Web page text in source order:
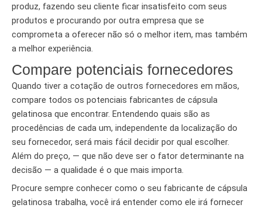
produz, fazendo seu cliente ficar insatisfeito com seus
produtos e procurando por outra empresa que se
comprometa a oferecer não só o melhor item, mas também
a melhor experiência.
Compare potenciais fornecedores
Quando tiver a cotação de outros fornecedores em mãos,
compare todos os potenciais fabricantes de cápsula
gelatinosa que encontrar. Entendendo quais são as
procedências de cada um, independente da localização do
seu fornecedor, será mais fácil decidir por qual escolher.
Além do preço, — que não deve ser o fator determinante na
decisão — a qualidade é o que mais importa.
Procure sempre conhecer como o seu fabricante de cápsula
gelatinosa trabalha, você irá entender como ele irá fornecer